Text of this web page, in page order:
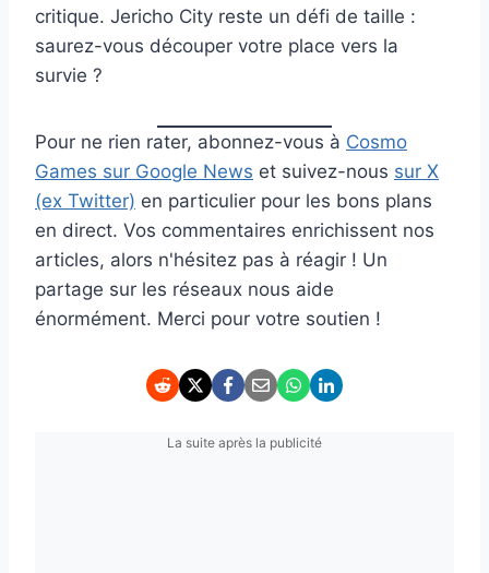
critique. Jericho City reste un défi de taille :
saurez-vous découper votre place vers la
survie ?
Pour ne rien rater, abonnez-vous à Cosmo
Games sur Google News et suivez-nous sur X
(ex Twitter) en particulier pour les bons plans
en direct. Vos commentaires enrichissent nos
articles, alors n'hésitez pas à réagir ! Un
partage sur les réseaux nous aide
énormément. Merci pour votre soutien !
La suite après la publicité